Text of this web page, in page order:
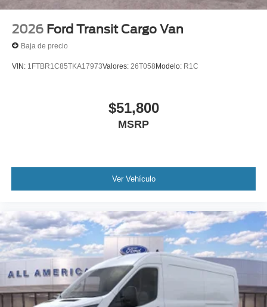
2026 Ford Transit Cargo Van
Baja de precio
VIN: 1FTBR1C85TKA17973Valores: 26T058 Modelo: R1C
$51,800
MSRP
Ver Vehículo